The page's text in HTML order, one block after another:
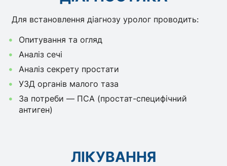
Для встановлення діагнозу уролог проводить:
Опитування та огляд
Аналіз сечі
Аналіз секрету простати
УЗД органів малого таза
За потреби — ПСА (простат-специфічний
антиген)
ЛІКУВАННЯ